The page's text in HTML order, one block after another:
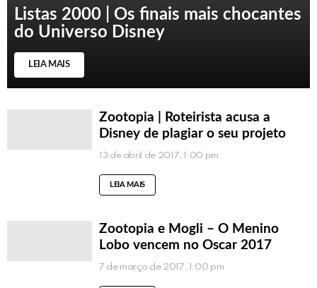
Listas 2000 | Os finais mais chocantes
do Universo Disney
LEIA MAIS
Zootopia | Roteirista acusa a
Disney de plagiar o seu projeto
13 de abril de 2017, 1:00 pm
LEIA MAIS
Zootopia e Mogli – O Menino
Lobo vencem no Oscar 2017
7 de março de 2017, 1:00 pm